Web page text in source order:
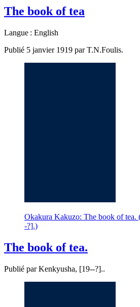
The book of tea
Langue : English
Publié 5 janvier 1919 par T.N.Foulis.
Okakura Kakuzo: The book of tea.
-?].)
The book of tea.
Publié par Kenkyusha, [19--?]..